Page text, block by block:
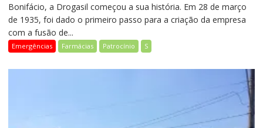
Bonifácio, a Drogasil começou a sua história. Em 28 de março
de 1935, foi dado o primeiro passo para a criação da empresa
com a fusão de...
Emergências Farmácias Patrocínio S